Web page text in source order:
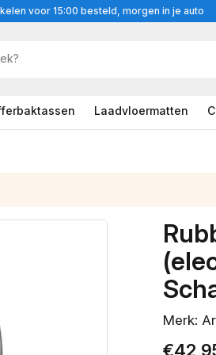
voor 15:00 besteld, morgen in je auto
Laadvloermatten
Merk: